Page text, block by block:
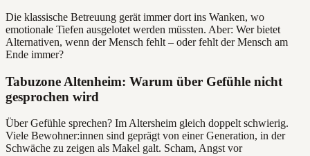
Die klassische Betreuung gerät immer dort ins Wanken, wo
emotionale Tiefen ausgelotet werden müssten. Aber: Wer bietet
Alternativen, wenn der Mensch fehlt – oder fehlt der Mensch am
Ende immer?
Tabuzone Altenheim: Warum über Gefühle nicht
gesprochen wird
Über Gefühle sprechen? Im Altersheim gleich doppelt schwierig.
Viele Bewohner:innen sind geprägt von einer Generation, in der
Schwäche zu zeigen als Makel galt. Scham, Angst vor